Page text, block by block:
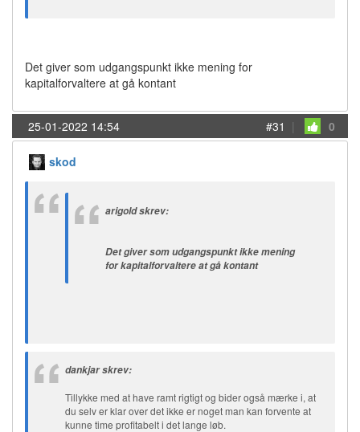
Det giver som udgangspunkt ikke mening for
kapitalforvaltere at gå kontant
25-01-2022 14:54 #31 | 0
skod
arigold skrev:
Det giver som udgangspunkt ikke mening
for kapitalforvaltere at gå kontant
dankjar skrev:
Tillykke med at have ramt rigtigt og bider også mærke i, at
du selv er klar over det ikke er noget man kan forvente at
kunne time profitabelt i det lange løb.